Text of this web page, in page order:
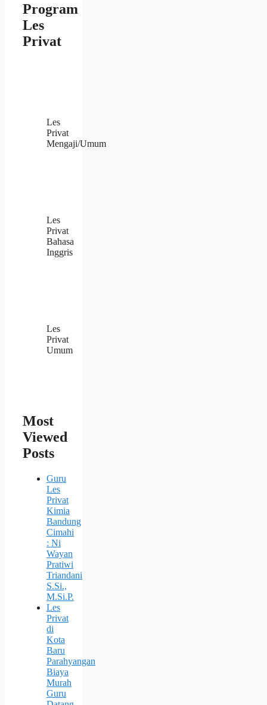
Program
Les
Privat
Les
Privat
Mengaji/Umum
Les
Privat
Bahasa
Inggris
Les
Privat
Umum
Most
Viewed
Posts
Guru
Les
Privat
Kimia
Bandung
Cimahi
: Ni
Wayan
Pratiwi
Triandani
S.Si.,
M.Si.P.
Les
Privat
di
Kota
Baru
Parahyangan
Biaya
Murah
Guru